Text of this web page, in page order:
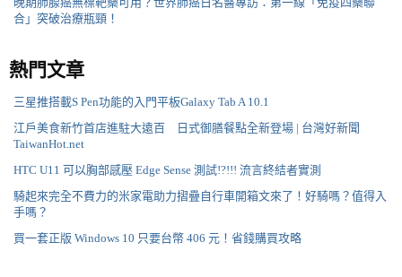
合」突破治療瓶頸！
熱門文章
三星推搭載S Pen功能的入門平板Galaxy Tab A 10.1
江戶美食新竹首店進駐大遠百 日式御膳餐點全新登場 | 台灣好新聞
TaiwanHot.net
HTC U11 可以胸部感壓 Edge Sense 測試!?!!! 流言終結者實測
騎起來完全不費力的米家電助力摺疊自行車開箱文來了！好騎嗎？值得入
手嗎？
買一套正版 Windows 10 只要台幣 406 元！省錢購買攻略